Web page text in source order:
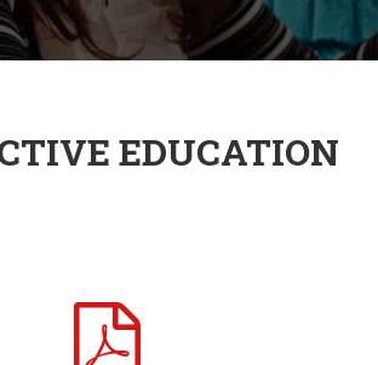
EDUCATION